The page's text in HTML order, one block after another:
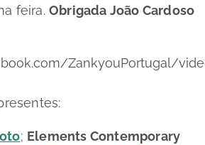
feira. Obrigada João Cardoso
ZankyouPortugal/
; Elements Contemporary